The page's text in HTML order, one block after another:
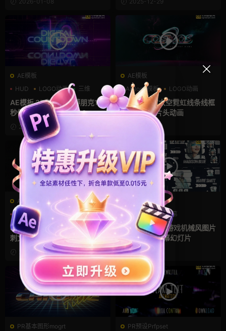
AE模板
HUD
LOGO动画 三维
AE模板 3D科幻风赛博朋克15
秒倒计时
2025-12-16
AE模板
AE logo模板
LOGO动画
三维
ae模板 宇宙太空霓虹线条线框
描边LOGO片头动画
2025-12-14
AE模板
字幕模板
故障特效
文字动画
ae模板 6个炫酷发光感故障毛
刺文字特效果标题动画Ae模版
2025-11-30
AE模板
HUD
UI 屏幕
Ae模板 高科技游戏机械风图片
展示UI界面屏幕幻灯片
2025-11-29
PR基本图形mogrt
PR预设Prfpset